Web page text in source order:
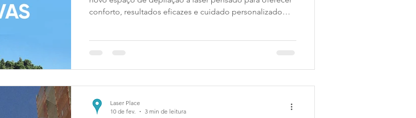
conforto, resultados eficazes e cuidado personalizado
Laser Place
10 de fev.
3 min de leitura